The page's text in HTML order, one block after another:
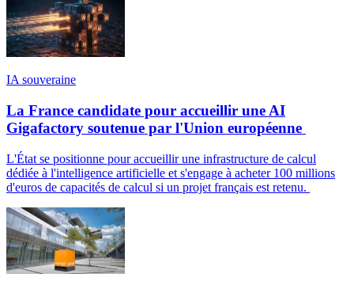
IA souveraine
La France candidate pour accueillir une AI
Gigafactory soutenue par l'Union européenne
L'État se positionne pour accueillir une infrastructure de calcul
dédiée à l'intelligence artificielle et s'engage à acheter 100 millions
d'euros de capacités de calcul si un projet français est retenu.